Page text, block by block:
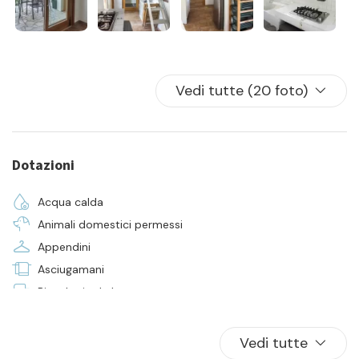
Vedi tutte (20 foto)
Dotazioni
Acqua calda
Animali domestici permessi
Appendini
Asciugamani
Biancheria da letto
Vedi tutte